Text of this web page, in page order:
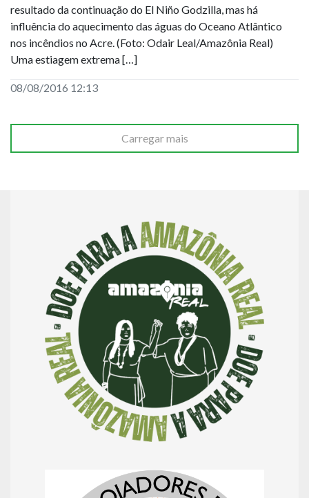
resultado da continuação do El Niño Godzilla, mas há
influência do aquecimento das águas do Oceano Atlântico
nos incêndios no Acre. (Foto: Odair Leal/Amazônia Real)
Uma estiagem extrema […]
08/08/2016 12:13
Carregar mais